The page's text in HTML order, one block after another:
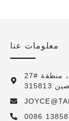
معلومات عنا
27# طريق تشيانغفنغ، مدينة بايفنغ، منطقة
0086